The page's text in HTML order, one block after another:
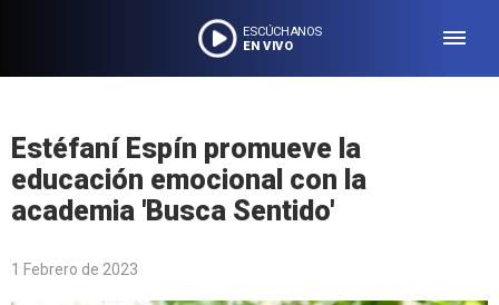
ESCÚCHANOS
EN VIVO
Estéfaní Espín promueve la
educación emocional con la
academia 'Busca Sentido'
1 Febrero de 2023